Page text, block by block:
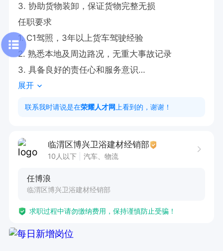
3. 协助货物装卸，保证货物完整无损
任职要求
1. C1驾照，3年以上货车驾驶经验
2. 熟悉本地及周边路况，无重大事故记录
3. 具备良好的责任心和服务意识
工作时间
08:00-20:00 （具体可协商）
展开
联系我时请说是在荣耀人才网 上看到的，谢谢！
临渭区博兴卫浴建材经销部
10人以下 汽车、物流
任博浪
临渭区博兴卫浴建材经销部
求职过程中请勿缴纳费用，保持谨慎防止受骗！